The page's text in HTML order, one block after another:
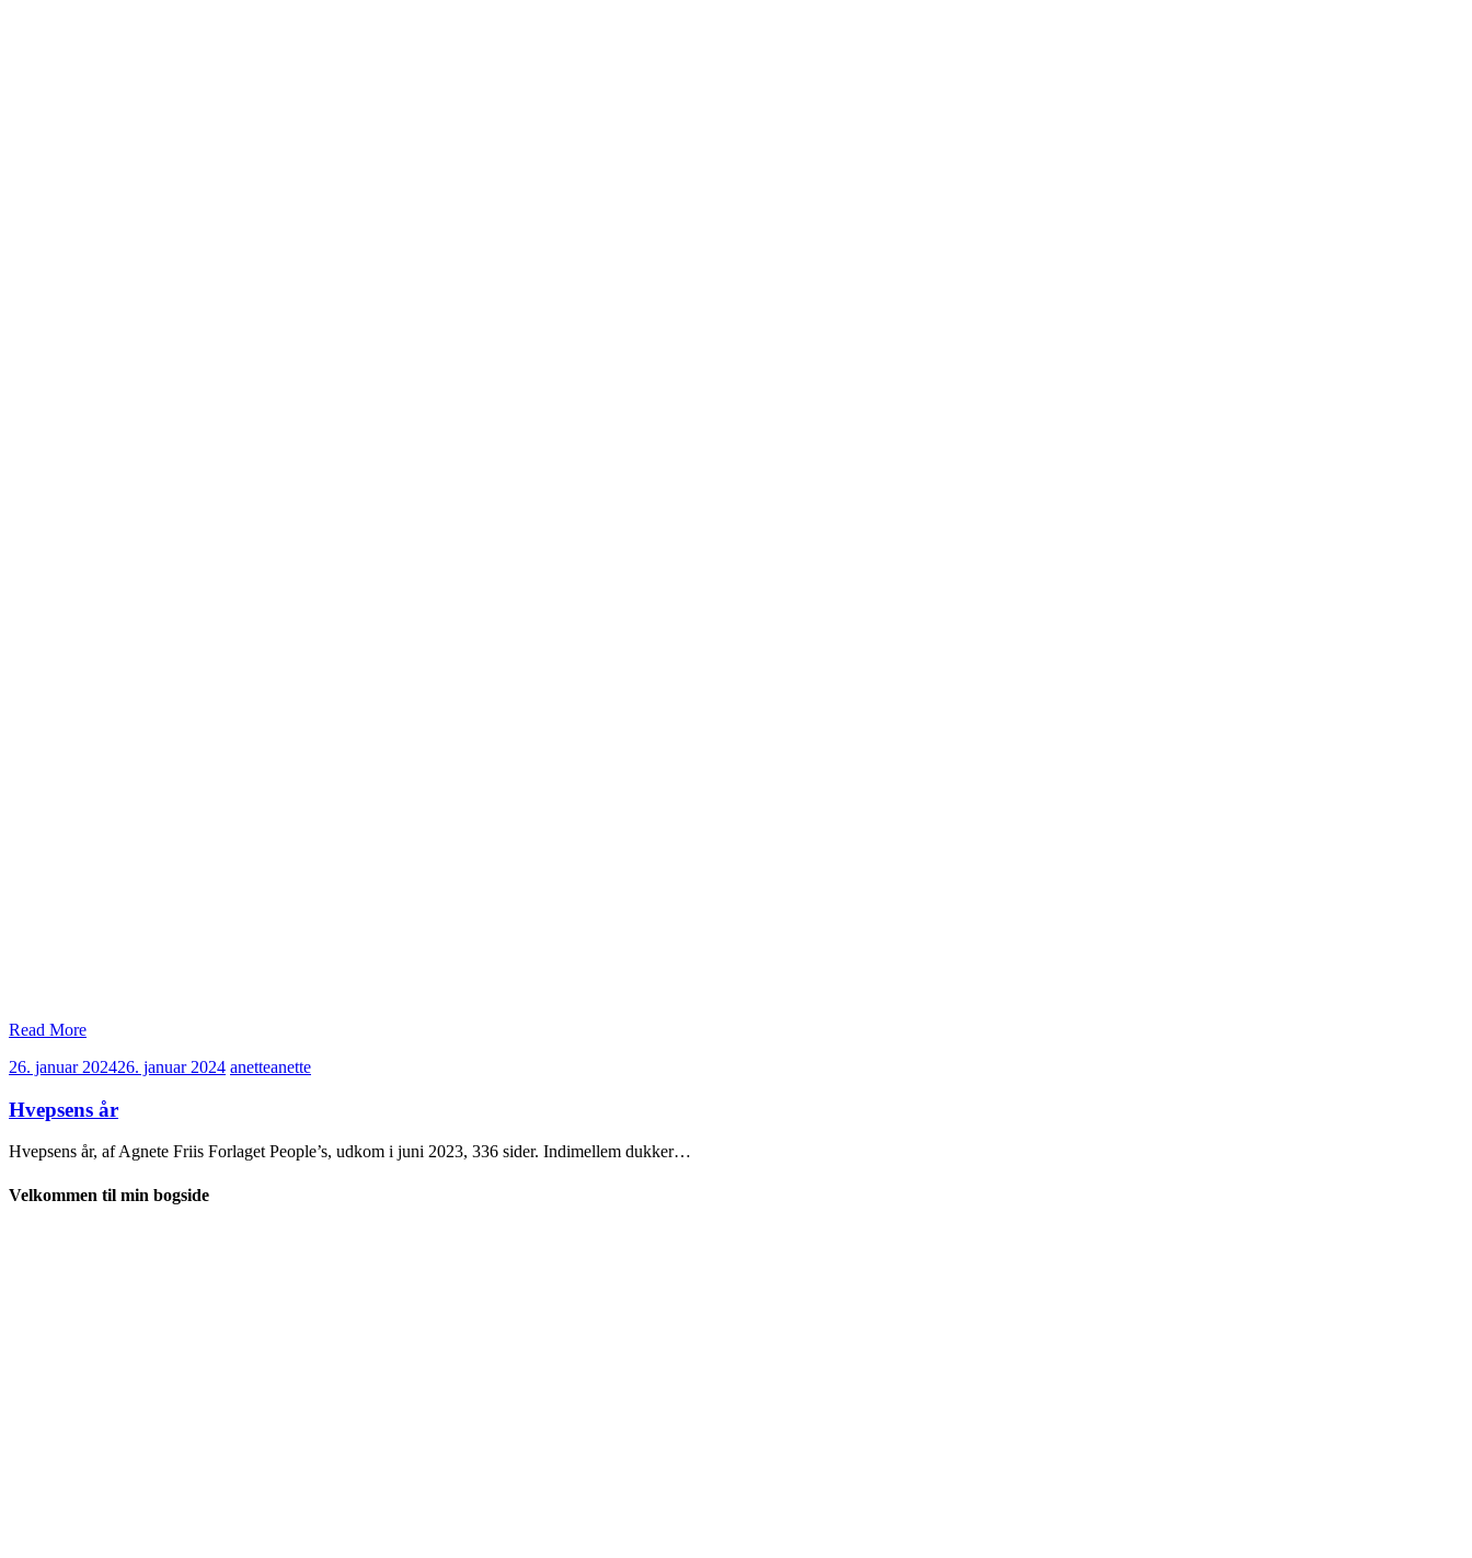
Read More
26. januar 202426. januar 2024 anetteanette
Hvepsens år
Hvepsens år, af Agnete Friis Forlaget People’s, udkom i juni 2023, 336 sider. Indimellem dukker…
Velkommen til min bogside